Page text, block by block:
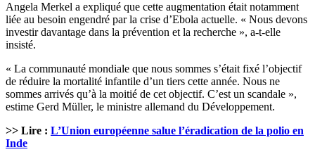
Angela Merkel a expliqué que cette augmentation était notamment
liée au besoin engendré par la crise d’Ebola actuelle. « Nous devons
investir davantage dans la prévention et la recherche », a-t-elle
insisté.
« La communauté mondiale que nous sommes s’était fixé l’objectif
de réduire la mortalité infantile d’un tiers cette année. Nous ne
sommes arrivés qu’à la moitié de cet objectif. C’est un scandale »,
estime Gerd Müller, le ministre allemand du Développement.
>> Lire : L’Union européenne salue l’éradication de la polio en
Inde